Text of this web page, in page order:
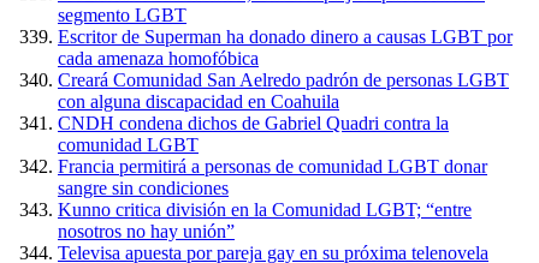
segmento LGBT
Escritor de Superman ha donado dinero a causas LGBT por
cada amenaza homofóbica
Creará Comunidad San Aelredo padrón de personas LGBT
con alguna discapacidad en Coahuila
CNDH condena dichos de Gabriel Quadri contra la
comunidad LGBT
Francia permitirá a personas de comunidad LGBT donar
sangre sin condiciones
Kunno critica división en la Comunidad LGBT; “entre
nosotros no hay unión”
Televisa apuesta por pareja gay en su próxima telenovela